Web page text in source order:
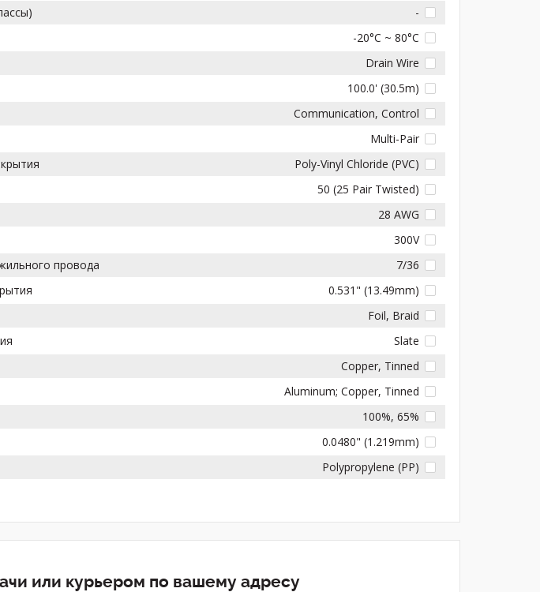
-
-20°C ~ 80°C
Drain Wire
100.0' (30.5m)
Communication, Control
Multi-Pair
Poly-Vinyl Chloride (PVC)
50 (25 Pair Twisted)
28 AWG
300V
провода
7/36
0.531" (13.49mm)
Foil, Braid
Slate
Copper, Tinned
Aluminum; Copper, Tinned
100%, 65%
0.0480" (1.219mm)
Polypropylene (PP)
или курьером по вашему адресу